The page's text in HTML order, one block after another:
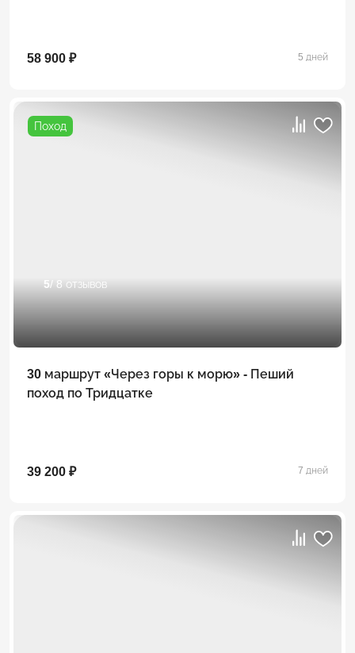
58 900 ₽ 5 дней
Поход
5/ 8 отзывов
30 маршрут «Через горы к морю» - Пеший
поход по Тридцатке
39 200 ₽ 7 дней